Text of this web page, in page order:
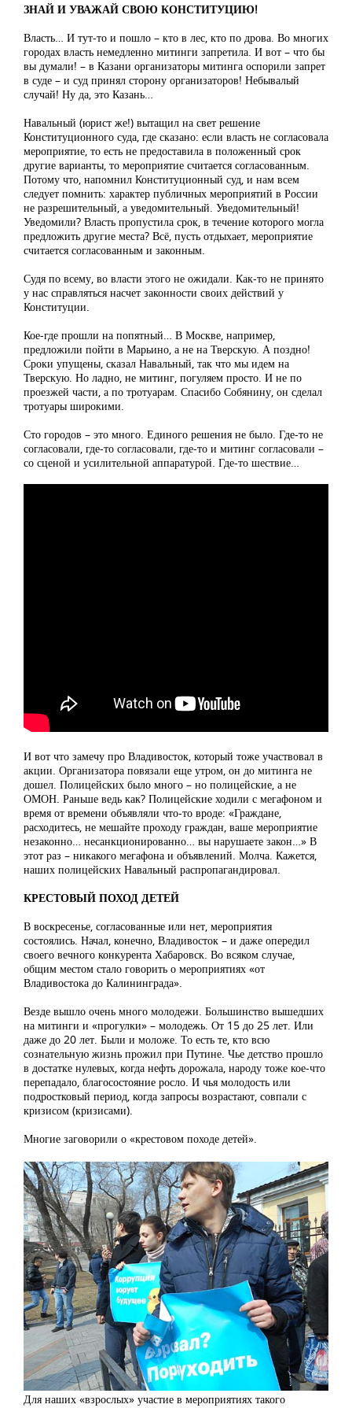
ЗНАЙ И УВАЖАЙ СВОЮ КОНСТИТУЦИЮ!
Власть… И тут-то и пошло – кто в лес, кто по дрова. Во многих
городах власть немедленно митинги запретила. И вот – что бы
вы думали! – в Казани организаторы митинга оспорили запрет
в суде – и суд принял сторону организаторов! Небывалый
случай! Ну да, это Казань…
Навальный (юрист же!) вытащил на свет решение
Конституционного суда, где сказано: если власть не согласовала
мероприятие, то есть не предоставила в положенный срок
другие варианты, то мероприятие считается согласованным.
Потому что, напомнил Конституционный суд, и нам всем
следует помнить: характер публичных мероприятий в России
не разрешительный, а уведомительный. Уведомительный!
Уведомили? Власть пропустила срок, в течение которого могла
предложить другие места? Всё, пусть отдыхает, мероприятие
считается согласованным и законным.
Судя по всему, во власти этого не ожидали. Как-то не принято
у нас справляться насчет законности своих действий у
Конституции.
Кое-где прошли на попятный… В Москве, например,
предложили пойти в Марьино, а не на Тверскую. А поздно!
Сроки упущены, сказал Навальный, так что мы идем на
Тверскую. Но ладно, не митинг, погуляем просто. И не по
проезжей части, а по тротуарам. Спасибо Собянину, он сделал
тротуары широкими.
Сто городов – это много. Единого решения не было. Где-то не
согласовали, где-то согласовали, где-то и митинг согласовали –
со сценой и усилительной аппаратурой. Где-то шествие…
И вот что замечу про Владивосток, который тоже участвовал в
акции. Организатора повязали еще утром, он до митинга не
дошел. Полицейских было много – но полицейские, а не
ОМОН. Раньше ведь как? Полицейские ходили с мегафоном и
время от времени объявляли что-то вроде: «Граждане,
расходитесь, не мешайте проходу граждан, ваше мероприятие
незаконно… несанкционированно… вы нарушаете закон…» В
этот раз – никакого мегафона и объявлений. Молча. Кажется,
наших полицейских Навальный распропагандировал.
КРЕСТОВЫЙ ПОХОД ДЕТЕЙ
В воскресенье, согласованные или нет, мероприятия
состоялись. Начал, конечно, Владивосток – и даже опередил
своего вечного конкурента Хабаровск. Во всяком случае,
общим местом стало говорить о мероприятиях «от
Владивостока до Калининграда».
Везде вышло очень много молодежи. Большинство вышедших
на митинги и «прогулки» – молодежь. От 15 до 25 лет. Или
даже до 20 лет. Были и моложе. То есть те, кто всю
сознательную жизнь прожил при Путине. Чье детство прошло
в достатке нулевых, когда нефть дорожала, народу тоже кое-что
перепадало, благосостояние росло. И чья молодость или
подростковый период, когда запросы возрастают, совпали с
кризисом (кризисами).
Многие заговорили о «крестовом походе детей».
Для наших «взрослых» участие в мероприятиях такого